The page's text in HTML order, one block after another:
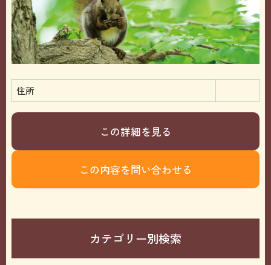
住所
この詳細を見る
この内容を問い合わせる
カテゴリー別検索